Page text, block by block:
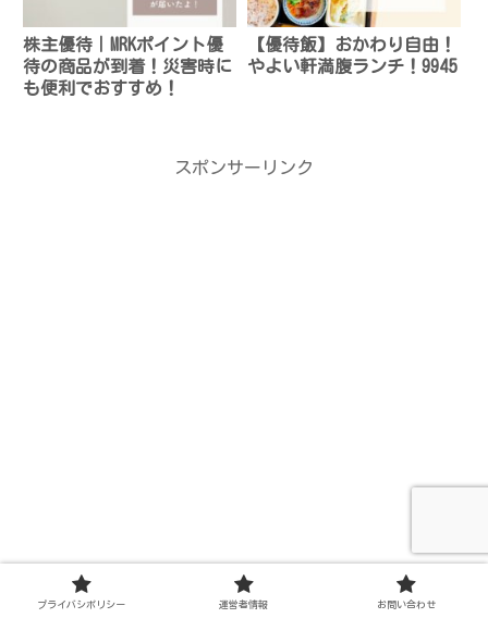
株主優待｜MRKポイント優
待の商品が到着！災害時に
も便利でおすすめ！
【優待飯】おかわり自由！
やよい軒満腹ランチ！9945
スポンサーリンク
プライバシポリシー 運営者情報 お問い合わせ